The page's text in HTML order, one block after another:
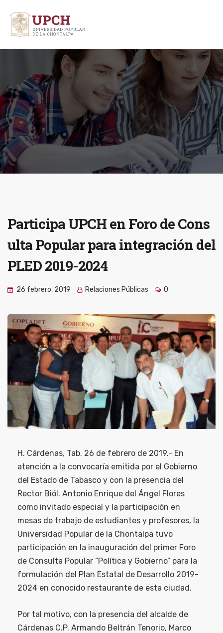
Participa UPCH en Foro de Cons
ulta Popular para integración del
PLED 2019-2024
26 febrero, 2019 Relaciones Públicas 0
H. Cárdenas, Tab. 26 de febrero de 2019.- En
atención a la convocaría emitida por el Gobierno
del Estado de Tabasco y con la presencia del
Rector Biól. Antonio Enrique del Ángel Flores
como invitado especial y la participación en
mesas de trabajo de estudiantes y profesores, la
Universidad Popular de la Chontalpa tuvo
participación en la inauguración del primer Foro
de Consulta Popular “Política y Gobierno” para la
formulación del Plan Estatal de Desarrollo 2019-
2024 en conocido restaurante de esta ciudad.
Por tal motivo, con la presencia del alcalde de
Cárdenas C.P. Armando Beltrán Tenorio, Marco